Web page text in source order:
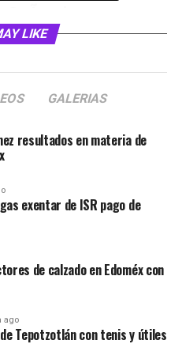
de seguridad
cuerpo sin vida de
presentaba heridas en
un arma punzo
la detenciÃ³n de
como Julio
CÃ©sar âNâ, de
quienes fueron
del Ministerio
darÃ¡ inicio a la
LIKE
GALERIAS
resultados en materia de
exentar de ISR pago de
de calzado en Edoméx con
ago
Tepotzotlán con tenis y útiles